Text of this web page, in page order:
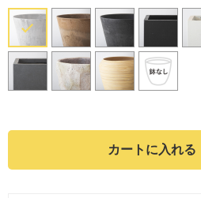
カートに入れる